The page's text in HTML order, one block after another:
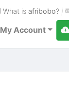
What is afribobo? |
My Account